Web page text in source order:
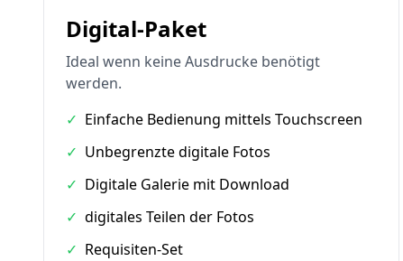
Digital-Paket
Ideal wenn keine Ausdrucke benötigt
werden.
✓ Einfache Bedienung mittels Touchscreen
✓ Unbegrenzte digitale Fotos
✓ Digitale Galerie mit Download
✓ digitales Teilen der Fotos
✓ Requisiten-Set